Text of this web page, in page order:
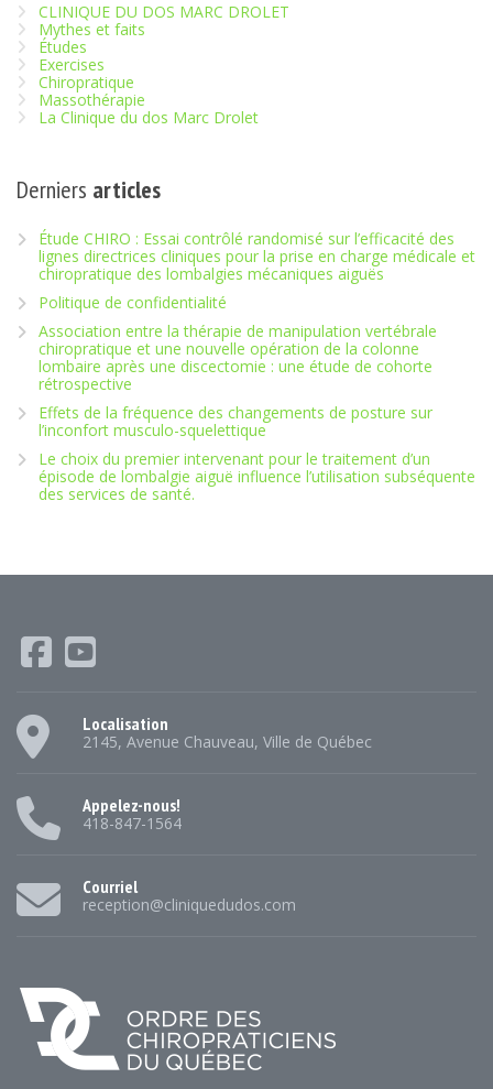
CLINIQUE DU DOS MARC DROLET
Mythes et faits
Études
Exercises
Chiropratique
Massothérapie
La Clinique du dos Marc Drolet
Derniers articles
Étude CHIRO : Essai contrôlé randomisé sur l’efficacité des
lignes directrices cliniques pour la prise en charge médicale et
chiropratique des lombalgies mécaniques aiguës
Politique de confidentialité
Association entre la thérapie de manipulation vertébrale
chiropratique et une nouvelle opération de la colonne
lombaire après une discectomie : une étude de cohorte
rétrospective
Effets de la fréquence des changements de posture sur
l’inconfort musculo-squelettique
Le choix du premier intervenant pour le traitement d’un
épisode de lombalgie aiguë influence l’utilisation subséquente
des services de santé.
Localisation
2145, Avenue Chauveau, Ville de Québec
Appelez-nous!
418-847-1564
Courriel
reception@cliniquedudos.com